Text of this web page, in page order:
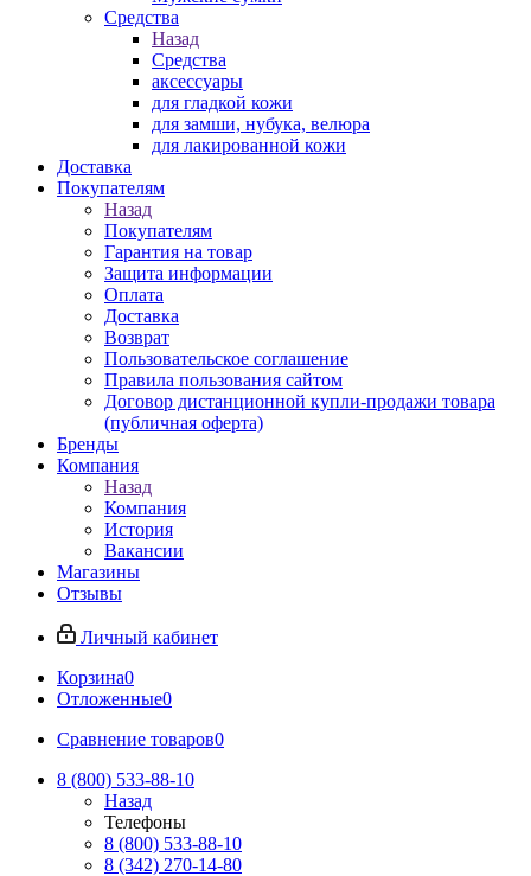
Средства
Назад
Средства
аксессуары
для гладкой кожи
для замши, нубука, велюра
для лакированной кожи
Доставка
Покупателям
Назад
Покупателям
Гарантия на товар
Защита информации
Оплата
Доставка
Возврат
Пользовательское соглашение
Правила пользования сайтом
Договор дистанционной купли-продажи товара
(публичная оферта)
Бренды
Компания
Назад
Компания
История
Вакансии
Магазины
Отзывы
Личный кабинет
Корзина0
Отложенные0
Сравнение товаров0
8 (800) 533-88-10
Назад
Телефоны
8 (800) 533-88-10
8 (342) 270-14-80